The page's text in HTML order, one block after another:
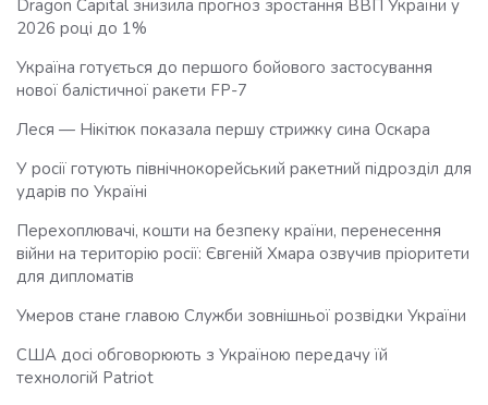
Dragon Capital знизила прогноз зростання ВВП України у
2026 році до 1%
Україна готується до першого бойового застосування
нової балістичної ракети FP-7
Леся — Нікітюк показала першу стрижку сина Оскара
У росії готують північнокорейський ракетний підрозділ для
ударів по Україні
Перехоплювачі, кошти на безпеку країни, перенесення
війни на територію росії: Євгеній Хмара озвучив пріоритети
для дипломатів
Умеров стане главою Служби зовнішньої розвідки України
США досі обговорюють з Україною передачу їй
технологій Patriot